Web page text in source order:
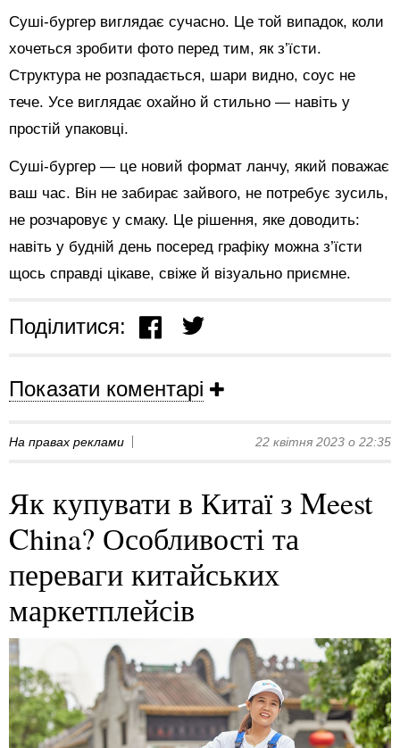
Суші-бургер виглядає сучасно. Це той випадок, коли
хочеться зробити фото перед тим, як з’їсти.
Структура не розпадається, шари видно, соус не
тече. Усе виглядає охайно й стильно — навіть у
простій упаковці.
Суші-бургер — це новий формат ланчу, який поважає
ваш час. Він не забирає зайвого, не потребує зусиль,
не розчаровує у смаку. Це рішення, яке доводить:
навіть у будній день посеред графіку можна з’їсти
щось справді цікаве, свіже й візуально приємне.
Поділитися:
Показати коментарі
На правах реклами 22 квітня 2023 о 22:35
Як купувати в Китаї з Meest
China? Особливості та
переваги китайських
маркетплейсів